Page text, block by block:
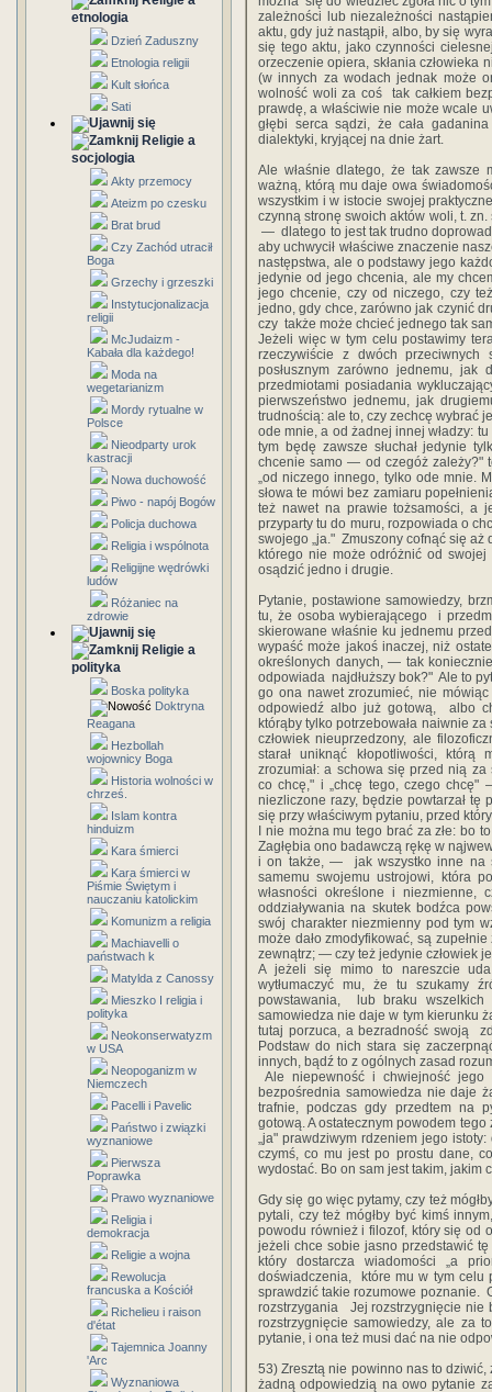
etnologia
Dzień Zaduszny
Etnologia religii
Kult słońca
Sati
Religie a
socjologia
Akty przemocy
Ateizm po czesku
Brat brud
Czy Zachód utracił
Boga
Grzechy i grzeszki
Instytucjonalizacja
religii
McJudaizm -
Kabała dla każdego!
Moda na
wegetarianizm
Mordy rytualne w
Polsce
Nieodparty urok
kastracji
Nowa duchowość
Piwo - napój Bogów
Policja duchowa
Religia i wspólnota
Religijne wędrówki
ludów
Różaniec na
zdrowie
Religie a
polityka
Boska polityka
Doktryna
Reagana
Hezbollah
wojownicy Boga
Historia wolności w
chrześ.
Islam kontra
hinduizm
Kara śmierci
Kara śmierci w
Piśmie Świętym i
nauczaniu katolickim
Komunizm a religia
Machiavelli o
państwach k
Matylda z Canossy
Mieszko I religia i
polityka
Neokonserwatyzm
w USA
Neopoganizm w
Niemczech
Pacelli i Pavelic
Państwo i związki
wyznaniowe
Pierwsza
Poprawka
Prawo wyznaniowe
Religia i
demokracja
Religie a wojna
Rewolucja
francuska a Kościół
Richelieu i raison
d'état
Tajemnica Joanny
'Arc
Wyznaniowa
‎zależności‎ ‎lub‎ ‎niezależności
‎aktu,‎ ‎gdy‎ ‎już‎ ‎nastąpił,‎ ‎albo,‎ ‎by‎ ‎się‎
‎się‎ ‎tego‎ ‎aktu,‎ ‎jako‎ ‎czynności‎
‎orzeczenie‎ ‎opiera,‎ ‎skłania‎ ‎człowieka‎
‎(w‎ ‎innych‎ ‎za wodach‎ ‎jednak‎ ‎może‎
‎wolność‎ ‎woli‎ ‎za‎ ‎coś‎ ‎ tak całkiem‎
‎prawdę,‎ ‎a‎ ‎właściwie‎ ‎nie‎ ‎może‎ ‎wcale
‎głębi‎ ‎serca‎ ‎sądzi,‎ ‎że‎ ‎cała‎
‎dialektyki, kryjącej‎ ‎na‎ ‎dnie‎ ‎żart.‎ ‎
Ale‎ ‎właśnie‎ ‎dlatego,‎ ‎że‎ ‎tak
ważną,‎ ‎którą‎ ‎mu‎ ‎daje‎ ‎owa‎
wszystkim‎ ‎i‎ ‎w‎ ‎istocie‎ ‎swojej‎
‎czynną‎ ‎stronę swoich‎ ‎aktów‎ ‎woli,‎ ‎t.‎
—‎ ‎ dlatego‎ ‎to‎ ‎jest‎ ‎tak trudno‎
‎aby‎ ‎uchwycił‎ ‎właściwe‎ ‎znaczenie‎
‎następstwa,‎ ‎ale‎ ‎o‎ ‎podstawy‎ ‎jego‎
jedynie‎ ‎od‎ ‎jego‎ ‎chcenia,‎ ‎ale‎ ‎my‎
‎jego‎ ‎chcenie,‎ ‎czy od‎ ‎niczego,‎ ‎czy‎
‎jedno,‎ ‎gdy‎ ‎chce,‎ ‎zarówno‎ ‎jak czynić‎
‎czy ‎ ‎także‎ ‎może‎ ‎chcieć‎ ‎jednego‎ ‎tak‎
‎Jeżeli‎ ‎więc‎ ‎w‎ ‎tym‎ ‎celu‎ ‎postawimy
rzeczywiście‎ ‎z‎ ‎dwóch‎
‎posłusznym‎ ‎zarówno‎ ‎jednemu,‎
‎przedmiotami‎ ‎posiadania‎
‎pierwszeństwo‎ ‎jednemu,‎ ‎jak‎
trudnością:‎ ‎ale‎ ‎to,‎ ‎czy‎ ‎zechcę‎ ‎wybrać‎
‎ode mnie, a‎ ‎od‎ ‎żadnej‎ ‎innej‎ ‎władzy:‎
‎tym‎ ‎będę‎ ‎zawsze słuchał‎ ‎jedynie‎
‎chcenie‎ ‎samo‎ ‎—‎ ‎od‎ ‎czegóż‎ ‎zależy‎?"‎
‎„od‎ ‎niczego‎ ‎innego,‎ ‎tylko‎ ‎ode mnie.‎
‎słowa‎ ‎te‎ ‎mówi‎ ‎bez‎ ‎zamiaru‎
‎też‎ ‎nawet‎ ‎na‎ ‎prawie‎ ‎tożsamości,‎ ‎a‎
‎przyparty‎ ‎tu‎ ‎do‎ ‎muru,‎ ‎rozpowiada‎ ‎o‎
‎swojego‎ ‎„‎ja."‎ ‎ Zmuszony cofnąć‎ ‎się‎
‎którego‎ ‎nie‎ ‎może‎ ‎odróżnić‎ ‎od
‎osądzić‎ ‎jedno‎ ‎i‎ ‎drugie. ‎
Pytanie,‎ ‎postawione samowiedzy,‎
‎tu,‎ ‎że‎ ‎osoba‎ ‎wybierającego‎ ‎ i‎
skierowane‎ ‎właśnie‎ ‎ku‎ ‎jednemu‎
‎wypaść może‎ ‎jakoś‎ ‎inaczej,‎ ‎niż‎
‎określonych‎ ‎danych,‎ ‎— tak‎
‎odpowiada ‎ ‎najdłuższy‎ ‎bok?‎" ‎ ‎Ale to‎
‎go‎ ‎ona‎ ‎nawet‎ ‎zrozumieć,‎ ‎nie‎
‎odpowiedź‎ ‎albo‎ ‎już‎ ‎gotową, ‎ ‎albo‎
którąby‎ ‎tylko‎ ‎potrzebowała‎ ‎naiwnie‎
‎człowiek‎ ‎nieuprzedzony,‎ ‎ale
‎starał‎ ‎uniknąć‎ ‎kłopotliwości,‎
‎zrozumiał: a‎ ‎schowa‎ ‎się‎ ‎przed‎ ‎nią‎
‎co‎ ‎chcę,"‎ ‎i‎ ‎„chcę‎ ‎tego, czego‎
‎niezliczone‎ ‎razy,‎ ‎będzie‎ ‎powtarzał‎
‎się‎ ‎przy‎ ‎właściwym‎ ‎pytaniu,‎ ‎przed‎
‎I‎ ‎nie‎ ‎można‎ ‎mu‎ ‎tego‎ ‎brać za‎ ‎złe:‎ ‎bo‎
Zagłębia‎ ‎ono‎ ‎badawczą‎ ‎rękę‎ ‎w‎
‎i‎ ‎on‎ ‎także,‎ ‎—‎ ‎‎ ‎jak‎ ‎wszystko‎ ‎inne‎ ‎na‎
‎samemu swojemu‎ ‎ustrojowi,‎ ‎która‎
‎własności‎ ‎określone‎ ‎i‎ ‎niezmienne,‎
‎oddziaływania‎ ‎na‎ ‎skutek‎ ‎bodźca‎
‎swój charakter‎ ‎niezmienny‎ ‎pod‎ ‎tym‎
‎może‎ ‎dało‎ ‎zmodyfikować,‎ ‎są‎
‎zewnątrz‎;‎ ‎—‎ ‎czy‎ ‎też‎ ‎jedynie‎ ‎człowiek‎
A‎ ‎jeżeli‎ ‎się‎ ‎mimo‎ ‎to‎ ‎nareszcie‎
‎wytłumaczyć‎ ‎mu,‎ ‎że‎ ‎tu‎ ‎szukamy‎
‎powstawania, ‎ ‎lub‎ ‎braku‎
‎samowiedza‎ ‎nie‎ ‎daje‎ ‎w‎ ‎tym‎ ‎kierunku‎
‎tutaj‎ ‎porzuca,‎ ‎a‎ ‎bezradność‎ ‎swoją‎
Podstaw do‎ ‎nich‎ ‎stara‎ ‎się‎
‎innych,‎ ‎bądź‎ ‎to‎ ‎z‎ ‎ogólnych‎ ‎zasad‎
Ale‎ ‎niepewność‎ ‎i‎ ‎chwiejność‎
‎bezpośrednia‎ ‎samowiedza‎ ‎nie‎ ‎daje‎
‎trafnie,‎ ‎podczas‎ ‎gdy‎ ‎przedtem‎ ‎na‎
‎gotową.‎ ‎A‎ ‎ostatecznym‎ ‎powodem
‎„ja"‎ ‎prawdziwym‎ ‎rdzeniem‎ ‎jego‎
‎czymś, co‎ ‎mu‎ ‎jest‎ ‎po‎ ‎prostu‎ ‎dane,‎
‎wydostać.‎‎ Bo‎ ‎on‎ ‎sam‎ ‎jest‎ ‎takim,‎ ‎jakim‎
Gdy‎ ‎się‎ ‎go‎ ‎więc‎ ‎pytamy,‎ ‎czy‎ ‎też‎
‎pytali,‎ ‎czy‎ ‎też mógłby‎ ‎być‎ ‎kimś‎
‎powodu‎ ‎również‎ ‎i‎ ‎filozof,‎ ‎który‎ ‎się‎ ‎od‎
‎jeżeli‎ ‎chce‎ ‎sobie‎ ‎jasno‎ ‎przedstawić‎
który‎ ‎dostarcza‎ ‎wiadomości‎ ‎„a‎
‎doświadczenia,‎ ‎ które mu‎ ‎w‎ ‎tym‎ ‎celu‎
‎sprawdzić‎ ‎takie‎ ‎rozumowe‎ ‎poznanie.‎
‎rozstrzygania ‎ ‎ Jej‎ ‎rozstrzygnięcie nie‎
‎rozstrzygnięcie‎ ‎samowiedzy,‎ ‎ale‎ ‎za
‎pytanie,‎ ‎i‎ ‎ona‎ ‎też‎ ‎musi‎ ‎dać‎ ‎na‎ ‎nie‎
53)‎ ‎Zresztą‎ ‎nie‎ ‎powinno‎ ‎nas‎ ‎to‎
żadną odpowiedzią‎ ‎na‎ ‎owo‎ ‎pytanie‎